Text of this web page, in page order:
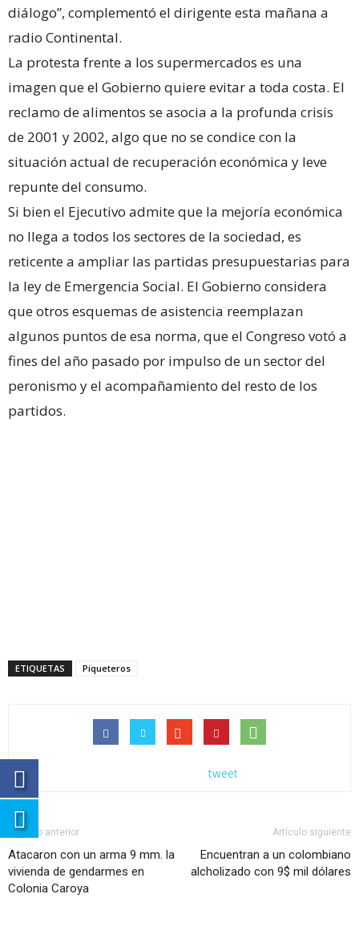
diálogo”, complementó el dirigente esta mañana a
radio Continental.
La protesta frente a los supermercados es una
imagen que el Gobierno quiere evitar a toda costa. El
reclamo de alimentos se asocia a la profunda crisis
de 2001 y 2002, algo que no se condice con la
situación actual de recuperación económica y leve
repunte del consumo.
Si bien el Ejecutivo admite que la mejoría económica
no llega a todos los sectores de la sociedad, es
reticente a ampliar las partidas presupuestarias para
la ley de Emergencia Social. El Gobierno considera
que otros esquemas de asistencia reemplazan
algunos puntos de esa norma, que el Congreso votó a
fines del año pasado por impulso de un sector del
peronismo y el acompañamiento del resto de los
partidos.
ETIQUETAS Piqueteros
tweet
Artículo anterior
Atacaron con un arma 9 mm. la
vivienda de gendarmes en
Colonia Caroya
Artículo siguiente
Encuentran a un colombiano
alcholizado con 9$ mil dólares